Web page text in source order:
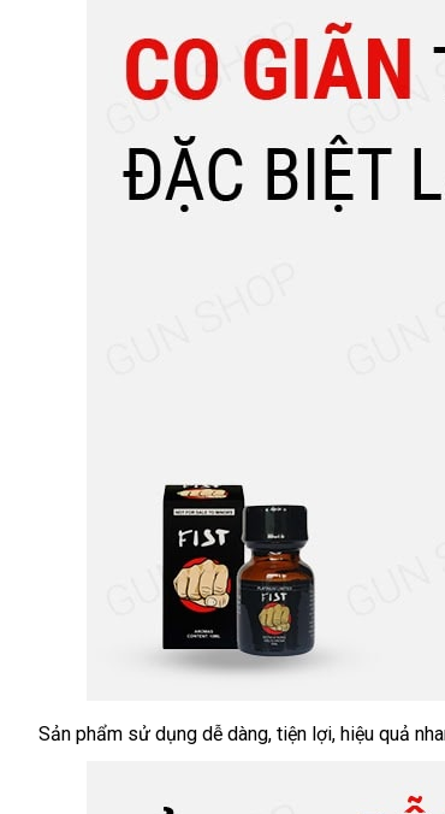
Chai
Sản phẩm sử dụng dễ dàngkhuyến
, tiện lợinhập
, hiệu quả